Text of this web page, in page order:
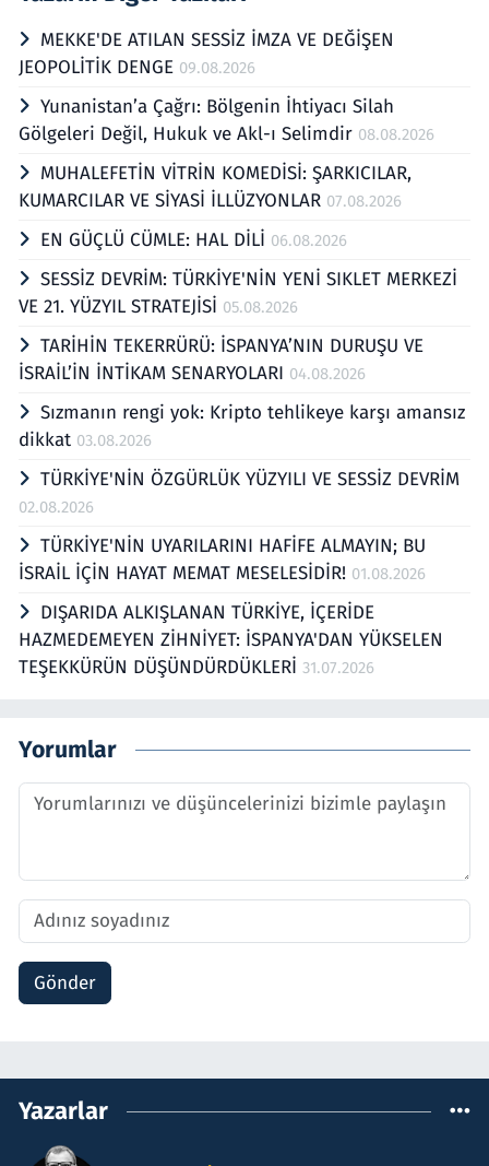
MEKKE'DE ATILAN SESSİZ İMZA VE DEĞİŞEN
JEOPOLİTİK DENGE 09.08.2026
Yunanistan’a Çağrı: Bölgenin İhtiyacı Silah
Gölgeleri Değil, Hukuk ve Akl-ı Selimdir 08.08.2026
MUHALEFETİN VİTRİN KOMEDİSİ: ŞARKICILAR,
KUMARCILAR VE SİYASİ İLLÜZYONLAR 07.08.2026
EN GÜÇLÜ CÜMLE: HAL DİLİ 06.08.2026
SESSİZ DEVRİM: TÜRKİYE'NİN YENİ SIKLET MERKEZİ
VE 21. YÜZYIL STRATEJİSİ 05.08.2026
TARİHİN TEKERRÜRÜ: İSPANYA’NIN DURUŞU VE
İSRAİL’İN İNTİKAM SENARYOLARI 04.08.2026
Sızmanın rengi yok: Kripto tehlikeye karşı amansız
dikkat 03.08.2026
TÜRKİYE'NİN ÖZGÜRLÜK YÜZYILI VE SESSİZ DEVRİM
02.08.2026
TÜRKİYE'NİN UYARILARINI HAFİFE ALMAYIN; BU
İSRAİL İÇİN HAYAT MEMAT MESELESİDİR! 01.08.2026
DIŞARIDA ALKIŞLANAN TÜRKİYE, İÇERİDE
HAZMEDEMEYEN ZİHNİYET: İSPANYA'DAN YÜKSELEN
TEŞEKKÜRÜN DÜŞÜNDÜRDÜKLERİ 31.07.2026
Yorumlar
Gönder
Yazarlar